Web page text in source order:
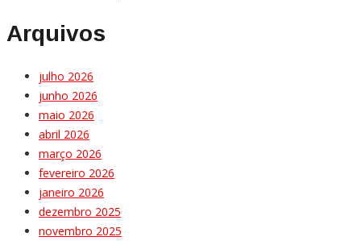
Arquivos
julho 2026
junho 2026
maio 2026
abril 2026
março 2026
fevereiro 2026
janeiro 2026
dezembro 2025
novembro 2025